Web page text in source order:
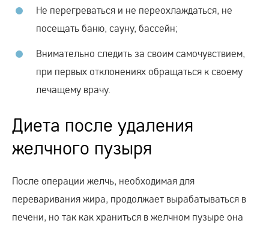
Не перегреваться и не переохлаждаться, не
посещать баню, сауну, бассейн;
Внимательно следить за своим самочувствием,
при первых отклонениях обращаться к своему
лечащему врачу.
Диета после удаления
желчного пузыря
После операции желчь, необходимая для
переваривания жира, продолжает вырабатываться в
печени, но так как храниться в желчном пузыре она